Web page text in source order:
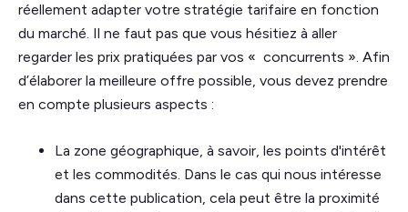
réellement adapter votre stratégie tarifaire en fonction
du marché. Il ne faut pas que vous hésitiez à aller
regarder les prix pratiquées par vos « concurrents ». Afin
d’élaborer la meilleure offre possible, vous devez prendre
en compte plusieurs aspects :
La zone géographique, à savoir, les points d'intérêt
et les commodités. Dans le cas qui nous intéresse
dans cette publication, cela peut être la proximité